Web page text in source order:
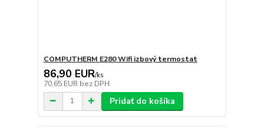
COMPUTHERM E280 Wifi izbový termostat
86,90 EUR/ks
70,65 EUR bez DPH
Pridať do košíka